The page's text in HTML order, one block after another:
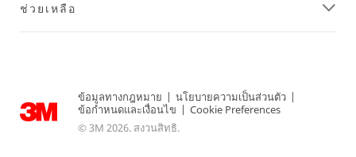
ช่วยเหลือ
ข้อมูลทางกฎหมาย | นโยบายความเป็นส่วนตัว |
ข้อกำหนดและเงื่อนไข | Cookie Preferences
© 3M 2026. สงวนสิทธิ.